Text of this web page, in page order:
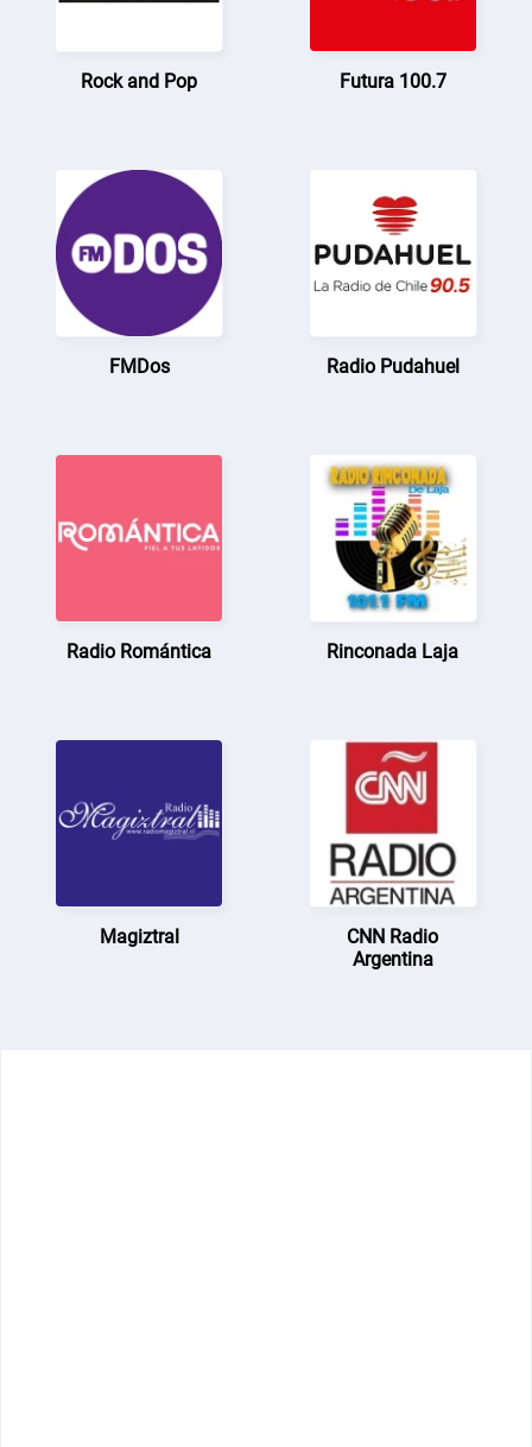
Rock and Pop Futura 100.7
FMDos Radio Pudahuel
Radio Romántica Rinconada Laja
Magiztral
CNN Radio
Argentina